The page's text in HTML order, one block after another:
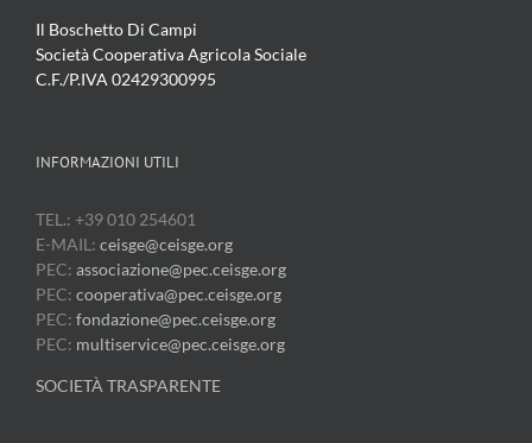
Il Boschetto Di Campi
Società Cooperativa Agricola Sociale
C.F./P.IVA 02429300995
INFORMAZIONI UTILI
TEL.: +39 010 254601
E-MAIL: ceisge@ceisge.org
PEC: associazione@pec.ceisge.org
PEC: cooperativa@pec.ceisge.org
PEC: fondazione@pec.ceisge.org
PEC: multiservice@pec.ceisge.org
SOCIETÀ TRASPARENTE